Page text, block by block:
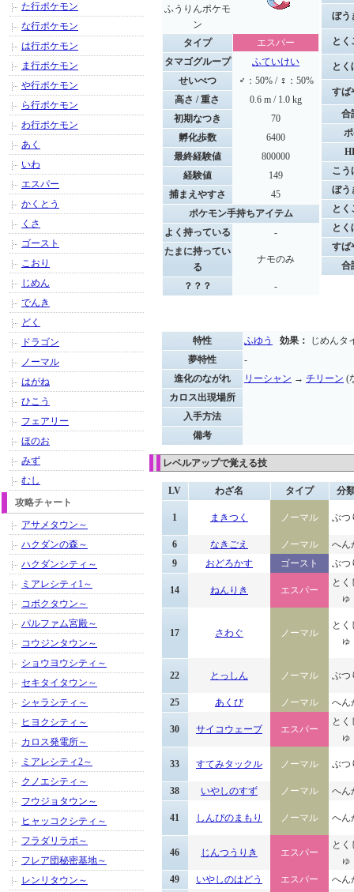
ふうりんポケモ
ン
タイプ
エスパー
タマゴグループ
ふていけい
せいべつ
♂：50% / ♀：50%
高さ / 重さ
0.6 m / 1.0 kg
初期なつき
70
孵化歩数
6400
最終経験値
800000
経験値
149
捕まえやすさ
45
ポケモン手持ちアイテム
よく持っている
-
たまに持ってい
る
ナモのみ
？？？ -
ぼう
とく
とく
すば
合
こう
ぼう
とく
とく
すば
合
特性 ふゆう 効果：
じめんタ
夢特性
-
進化のながれ
リーシャン → チリーン (
カロス出現場所
入手方法
備考
レベルアップで覚える技
LV わざ名 タイプ 分
1 まきつく ノーマル ぶつ
6 なきごえ ノーマル
へん
9
おどろかす ゴースト ぶつ
14 ねんりき エスパー
とく
ゅ
17 さわぐ ノーマル
とく
ゅ
22 とっしん ノーマル ぶつ
25 あくび ノーマル へん
30 サイコウェーブ エスパー
とく
ゅ
33 すてみタックル ノーマル ぶつ
38 いやしのすず ノーマル へん
41 しんぴのまもり ノーマル へん
46 じんつうりき エスパー
とく
ゅ
49
いやしのはどう エスパー へん
た行ポケモン
な行ポケモン
は行ポケモン
ま行ポケモン
や行ポケモン
ら行ポケモン
わ行ポケモン
あく
いわ
エスパー
かくとう
くさ
ゴースト
こおり
じめん
でんき
どく
ドラゴン
ノーマル
はがね
ひこう
フェアリー
ほのお
みず
むし
攻略チャート
アサメタウン～
ハクダンの森～
ハクダンシティ～
ミアレシティ1～
コボクタウン～
パルファム宮殿～
コウジンタウン～
ショウヨウシティ～
セキタイタウン～
シャラシティ～
ヒヨクシティ～
カロス発電所～
ミアレシティ2～
クノエシティ～
フウジョタウン～
ヒャッコクシティ～
フラダリラボ～
フレア団秘密基地～
レンリタウン～